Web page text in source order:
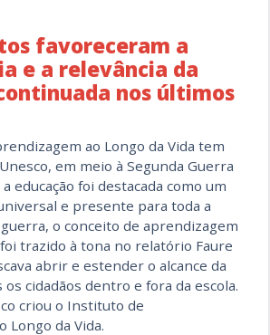
favoreceram a
e a relevância da
nos últimos
ao Longo da Vida tem
em meio à Segunda Guerra
educação foi destacada como um
e presente para toda a
o conceito de aprendizagem
trazido à tona no relatório Faure
abrir e estender o alcance da
os cidadãos dentro e fora da escola.
criou o Instituto de
Longo da Vida.